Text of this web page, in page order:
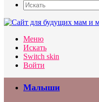
Меню
Искать
Switch skin
Войти
Малыши